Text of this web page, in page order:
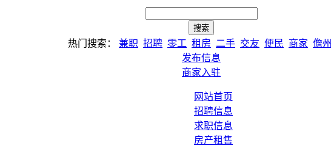
热门搜索： 兼职 招聘 零工 租房 二手 交友 便民 商家 儋州
发布信息
商家入驻
网站首页
招聘信息
求职信息
房产租售